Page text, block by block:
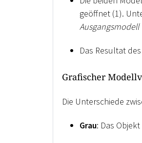
geöffnet (1).
Ausgangsmodell
Das Resultat
Grafischer
Die Unterschiede
Grau: Das